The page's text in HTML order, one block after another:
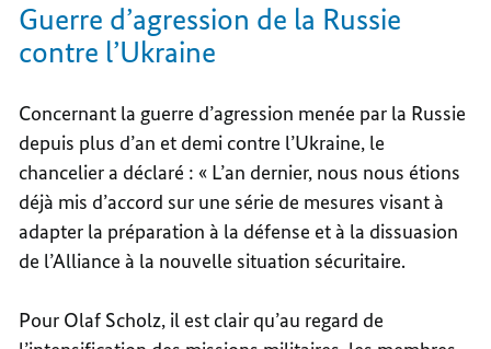
Guerre d’agression de la Russie
contre l’Ukraine
Concernant la guerre d’agression menée par la Russie
depuis plus d’an et demi contre l’Ukraine, le
chancelier a déclaré : « L’an dernier, nous nous étions
déjà mis d’accord sur une série de mesures visant à
adapter la préparation à la défense et à la dissuasion
de l’Alliance à la nouvelle situation sécuritaire.
Pour Olaf Scholz, il est clair qu’au regard de